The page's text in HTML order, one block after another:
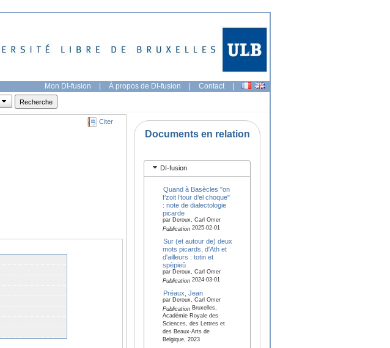
Mon DI-fusion | À propos de DI-fusion | Contact |
Citer
Documents en relation
DI-fusion
Quand à Basècles "on
f’zoit l’tour d’el choque"
: note de dialectologie
picarde
par Deroux, Carl Omer
Publication2025-02-01
Sur (et autour de) deux
mots picards, d'Ath et
d'ailleurs : totin et
spèpieû
par Deroux, Carl Omer
Publication2024-03-01
Préaux, Jean
par Deroux, Carl Omer
PublicationBruxelles,
Académie Royale des
Sciences, des Lettres et
des Beaux-Arts de
Belgique, 2023